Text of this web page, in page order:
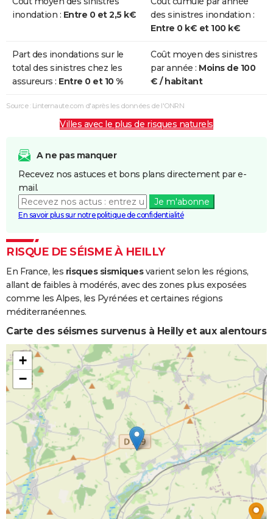
inondation : Entre 0 et 2,5 k€
des sinistres inondation :
Entre 0 k€ et 100 k€
Part des inondations sur le
total des sinistres chez les
assureurs : Entre 0 et 10 %
Coût moyen des sinistres
par année : Moins de 100
€ / habitant
Source : Linternaute.com d'après les données de l'ONRN
Villes avec le plus de risques naturels
A ne pas manquer
Recevez nos astuces et bons plans directement par e-
mail.
Je m'abonne
En savoir plus sur notre politique de confidentialité
RISQUE DE SÉISME À HEILLY
En France, les risques sismiquesvarient selon les régions,
allant de faibles à modérés, avec des zones plus exposées
comme les Alpes, les Pyrénées et certaines régions
méditerranéennes.
Carte des séismes survenus à Heilly et aux alentours
+
−